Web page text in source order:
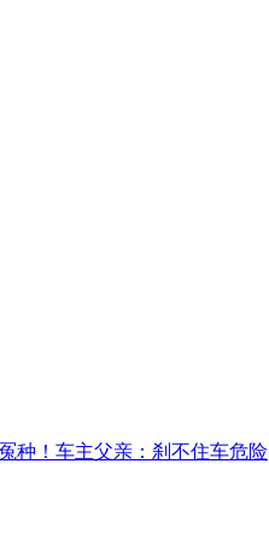
种！车主父亲：刹不住车危险